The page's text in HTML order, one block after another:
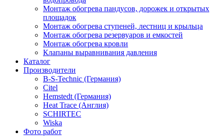
Монтаж обогрева пандусов, дорожек и открытых
площадок
Монтаж обогрева ступеней, лестниц и крыльца
Монтаж обогрева резервуаров и емкостей
Монтаж обогрева кровли
Клапаны выравнивания давления
Каталог
Производители
B-S-Technic (Германия)
Citel
Hemstedt (Германия)
Heat Trace (Англия)
SCHIRTEC
Wiska
Фото работ